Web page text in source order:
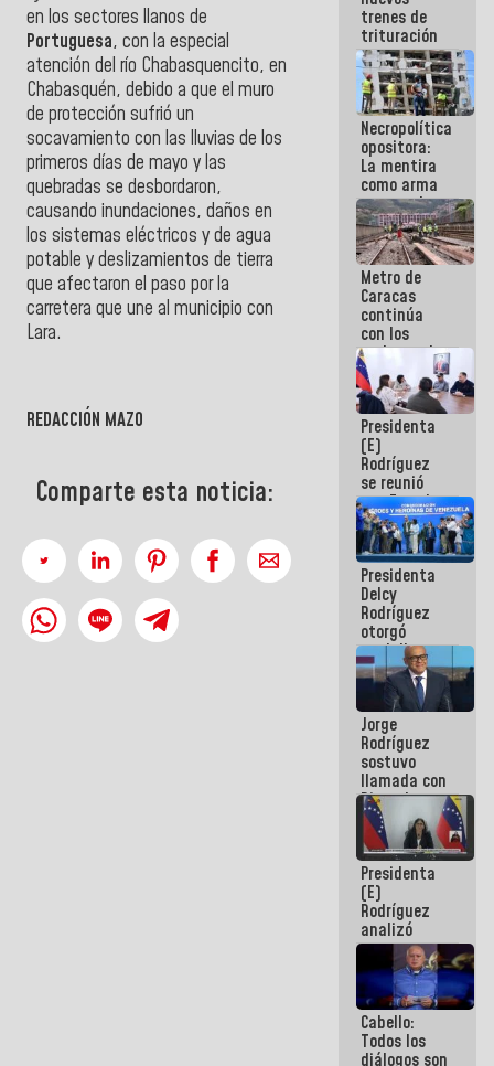
en los sectores llanos de
Portuguesa, con la especial
atención del río Chabasquencito, en
Chabasquén, debido a que el muro
de protección sufrió un
socavamiento con las lluvias de los
primeros días de mayo y las
quebradas se desbordaron,
causando inundaciones, daños en
los sistemas eléctricos y de agua
potable y deslizamientos de tierra
que afectaron el paso por la
carretera que une al municipio con
Lara.
REDACCIÓN MAZO
Comparte esta noticia:
trenes de
trituración
para
optimizar
manejo de
escombros
en La Guaira
Necropolítica
opositora:
La mentira
como arma
contra el
Pueblo
Metro de
Caracas
continúa
con los
trabajos de
mantenimiento
e inspección
en la Línea 2
Presidenta
(E)
Rodríguez
se reunió
con Estado
Mayor
Eléctrico
para
abordar
planes de
acción
Presidenta
Delcy
Rodríguez
otorgó
medalla
"Héroe de
Venezuela"
a servidores
públicos
Jorge
Rodríguez
sostuvo
llamada con
Dinorah
Figuera y
acuerdan
primer
encuentro
presencial
para el
diálogo
Presidenta
(E)
Rodríguez
analizó
junto a
gobernadores
planes de
recuperación
del Sistema
Eléctrico
Cabello:
Todos los
diálogos son